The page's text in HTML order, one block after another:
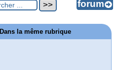
Dans la même rubrique